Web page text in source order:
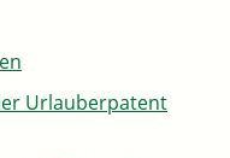
Urlauberpatent